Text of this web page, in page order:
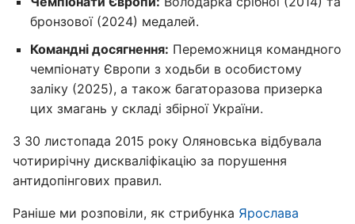
бронзової (2024) медалей.
Командні досягнення: Переможниця командного
чемпіонату Європи з ходьби в особистому
заліку (2025), а також багаторазова призерка
цих змагань у складі збірної України.
З 30 листопада 2015 року Оляновська відбувала
чотирирічну дискваліфікацію за порушення
антидопінгових правил.
Раніше ми розповіли, як стрибунка Ярослава